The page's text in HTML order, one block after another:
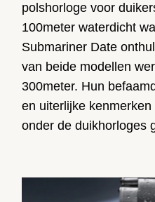
polshorloge voor
100meter waterdicht
Submariner Date
van beide modellen
300meter. Hun
en uiterlijke
onder de duikhorloges